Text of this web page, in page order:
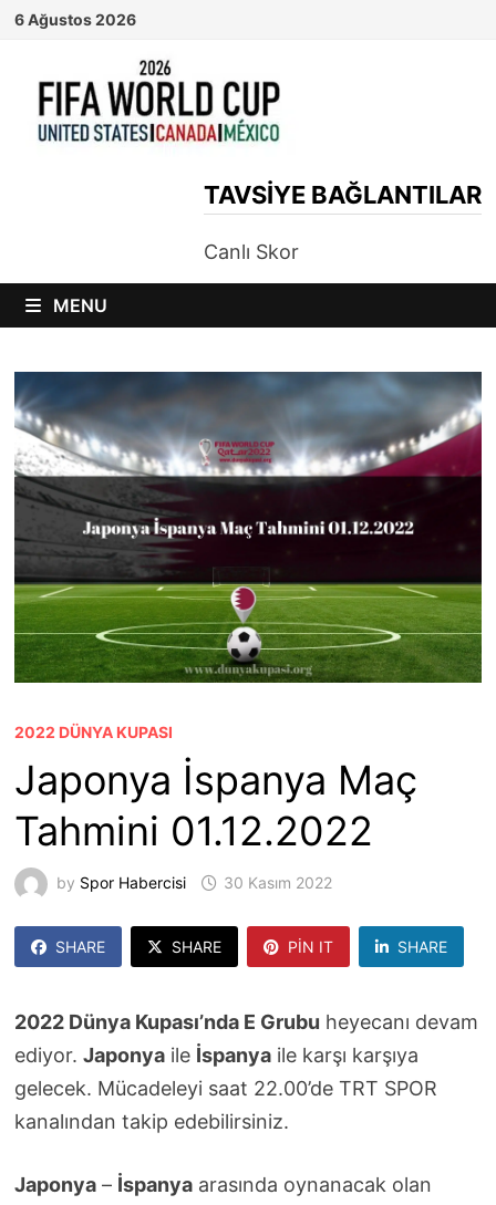
Skip
6 Ağustos 2026
TAVSIYE BAĞLANTILAR
Canlı Skor
MENU
2022 DÜNYA KUPASI
Japonya İspanya Maç
Tahmini 01.12.2022
by Spor Habercisi 30 Kasım 2022
SHARE SHARE PIN IT SHARE
2022 Dünya Kupası’nda E Grubu heyecanı devam
ediyor. Japonyaile İspanyaile karşı karşıya
gelecek. Mücadeleyi saat 22.00’de TRT SPOR
kanalından takip edebilirsiniz.
Japonya– İspanyaarasında oynanacak olan